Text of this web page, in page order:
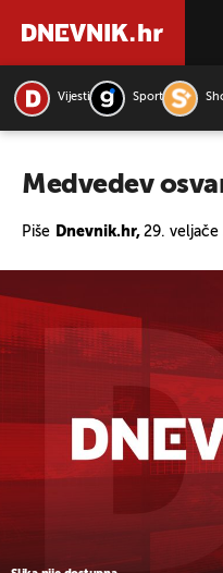
Vijesti Sport
Medvedev
Piše Dnevnik.hr, 29. veljače
PRETRAŽITE VIJESTI